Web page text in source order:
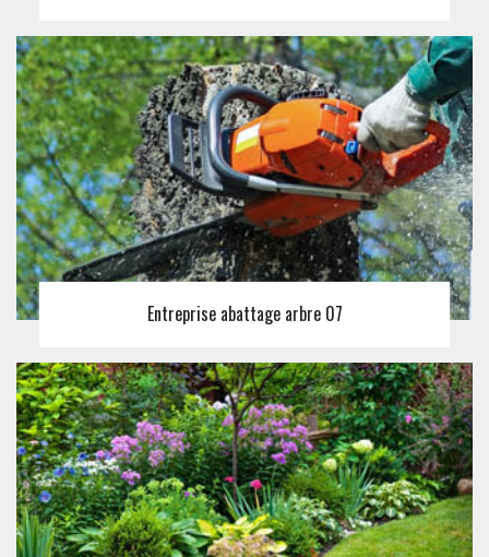
Entreprise abattage arbre 07